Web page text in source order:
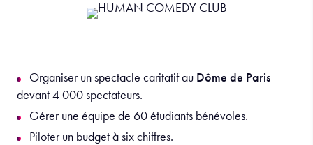
Organiser un spectacle caritatif au Dôme de Paris
devant 4 000 spectateurs.
Gérer une équipe de 60 étudiants bénévoles.
Piloter un budget à six chiffres.